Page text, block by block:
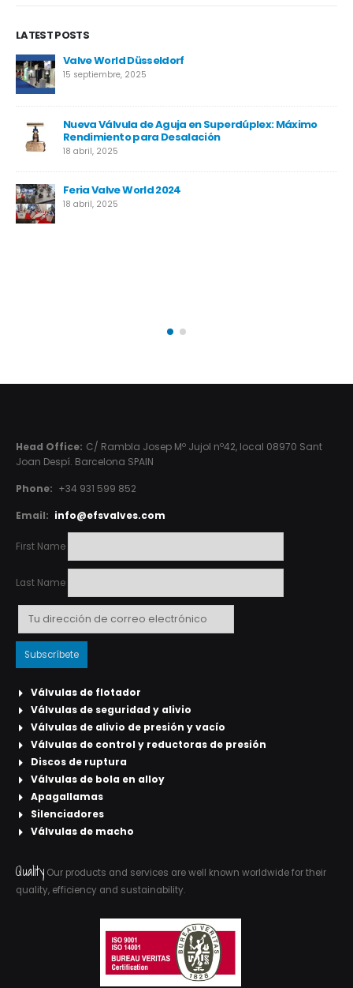
LATEST POSTS
Valve World Düsseldorf
15 septiembre, 2025
Nueva Válvula de Aguja en Superdúplex: Máximo
Rendimiento para Desalación
18 abril, 2025
Feria Valve World 2024
18 abril, 2025
Head Office: C/ Rambla Josep Mº Jujol nº42, local 08970 Sant
Joan Despí. Barcelona SPAIN
Phone: +34 931 599 852
Email: info@efsvalves.com
First Name
Last Name
Válvulas de flotador
Válvulas de seguridad y alivio
Válvulas de alivio de presión y vacío
Válvulas de control y reductoras de presión
Discos de ruptura
Válvulas de bola en alloy
Apagallamas
Silenciadores
Válvulas de macho
Quality Our products and services are well known worldwide for their
quality, efficiency and sustainability.